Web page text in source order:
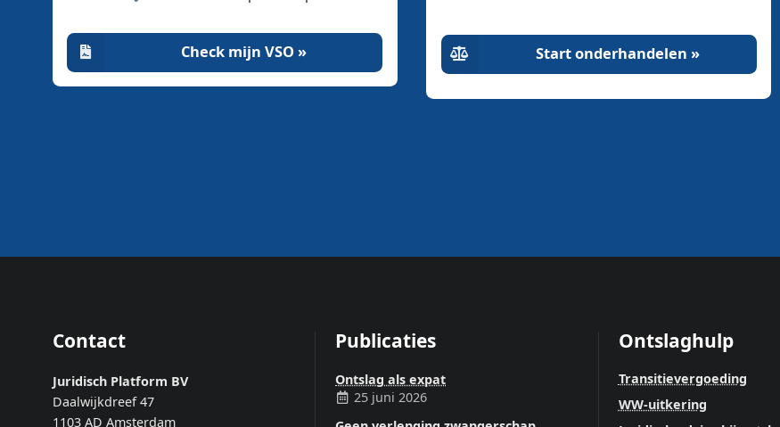
Check mijn VSO » Start onderhandelen »
Contact
Juridisch Platform BV
Daalwijkdreef 47
1103 AD Amsterdam
Publicaties
Ontslag als expat
25 juni 2026
Ontslaghulp
Transitievergoeding
WW-uitkering